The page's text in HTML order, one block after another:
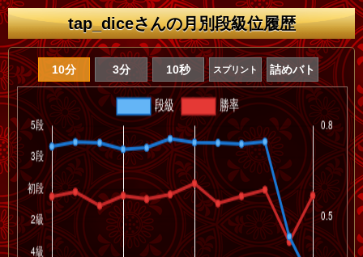
tap_diceさんの月別段級位履歴
10分 3分 10秒 スプリント 詰めバト